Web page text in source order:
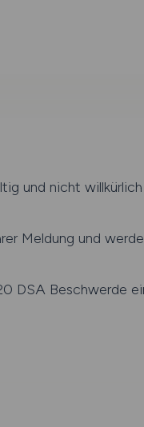
und nicht
Meldung und
DSA Beschwerde